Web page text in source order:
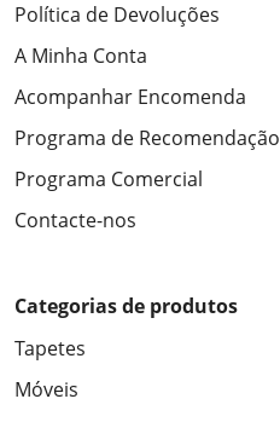
Política de Devoluções
A Minha Conta
Acompanhar Encomenda
Programa de Recomendação
Programa Comercial
Contacte-nos
Categorias de produtos
Tapetes
Móveis